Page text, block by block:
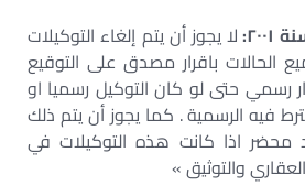
لا يجوز أن يتم إلغاء التوكيلات
الحالات باقرار مصدق على التوقيع
رسمي حتى لو كان التوكيل رسميا او
فيه الرسمية . كما يجوز أن يتم ذلك
محضر اذا كانت هذه التوكيلات في
والتوثيق »